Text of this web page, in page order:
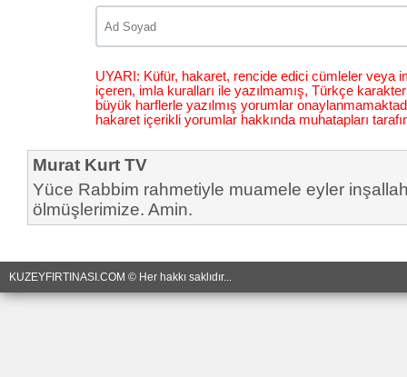
UYARI: Küfür, hakaret, rencide edici cümleler veya
içeren, imla kuralları ile yazılmamış, Türkçe
büyük harflerle yazılmış yorumlar
hakaret içerikli yorumlar hakkında muhatapları
Murat Kurt TV
Yüce Rabbim rahmetiyle muamele eyler
ölmüşlerimize. Amin.
KUZEYFIRTINASI.COM © Her hakkı saklıdır...